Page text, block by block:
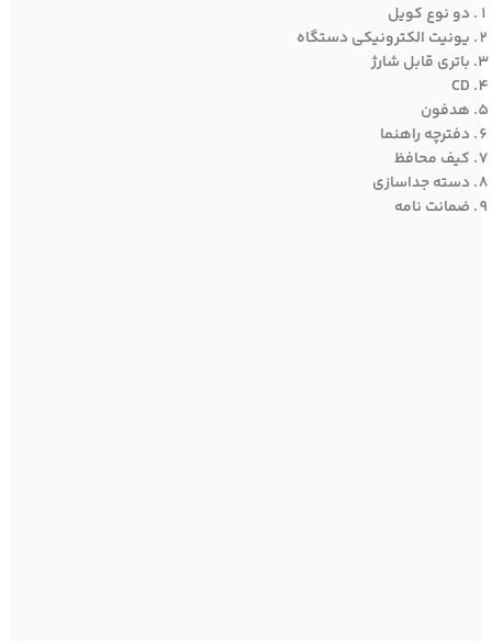
دو نوع کویل
یونیت الکترونیکی دستگاه
باتری قابل شارژ
CD
هدفون
دفترچه راهنما
کیف محافظ
دسته جداسازی
ضمانت نامه